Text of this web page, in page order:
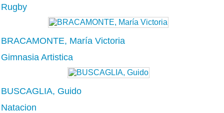
Rugby
BRACAMONTE, María Victoria
Gimnasia Artistica
BUSCAGLIA, Guido
Natacion